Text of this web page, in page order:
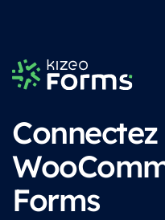
Connectez
Forms